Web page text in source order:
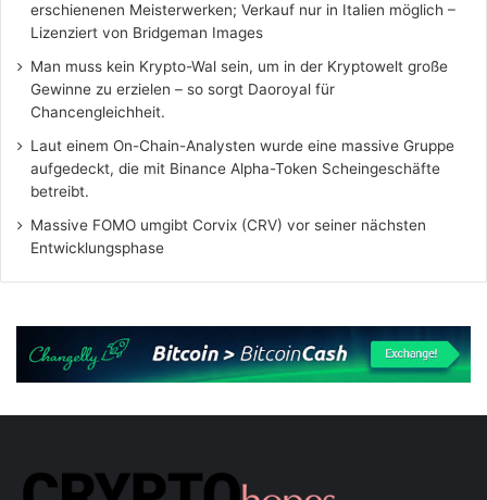
erschienenen Meisterwerken; Verkauf nur in Italien möglich –
Lizenziert von Bridgeman Images
Man muss kein Krypto-Wal sein, um in der Kryptowelt große
Gewinne zu erzielen – so sorgt Daoroyal für
Chancengleichheit.
Laut einem On-Chain-Analysten wurde eine massive Gruppe
aufgedeckt, die mit Binance Alpha-Token Scheingeschäfte
betreibt.
Massive FOMO umgibt Corvix (CRV) vor seiner nächsten
Entwicklungsphase